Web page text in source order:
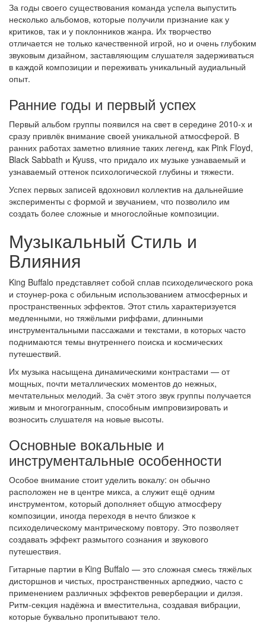
За годы своего существования команда успела выпустить
несколько альбомов, которые получили признание как у
критиков, так и у поклонников жанра. Их творчество
отличается не только качественной игрой, но и очень глубоким
звуковым дизайном, заставляющим слушателя задерживаться
в каждой композиции и переживать уникальный аудиальный
опыт.
Ранние годы и первый успех
Первый альбом группы появился на свет в середине 2010-х и
сразу привлёк внимание своей уникальной атмосферой. В
ранних работах заметно влияние таких легенд, как Pink Floyd,
Black Sabbath и Kyuss, что придало их музыке узнаваемый и
узнаваемый оттенок психологической глубины и тяжести.
Успех первых записей вдохновил коллектив на дальнейшие
эксперименты с формой и звучанием, что позволило им
создать более сложные и многослойные композиции.
Музыкальный Стиль и
Влияния
King Buffalo представляет собой сплав психоделического рока
и стоунер-рока с обильным использованием атмосферных и
пространственных эффектов. Этот стиль характеризуется
медленными, но тяжёлыми риффами, длинными
инструментальными пассажами и текстами, в которых часто
поднимаются темы внутреннего поиска и космических
путешествий.
Их музыка насыщена динамическими контрастами — от
мощных, почти металлических моментов до нежных,
мечтательных мелодий. За счёт этого звук группы получается
живым и многогранным, способным импровизировать и
возносить слушателя на новые высоты.
Основные вокальные и
инструментальные особенности
Особое внимание стоит уделить вокалу: он обычно
расположен не в центре микса, а служит ещё одним
инструментом, который дополняет общую атмосферу
композиции, иногда переходя в нечто близкое к
психоделическому мантрическому повтору. Это позволяет
создавать эффект размытого сознания и звукового
путешествия.
Гитарные партии в King Buffalo — это сложная смесь тяжёлых
дисторшнов и чистых, пространственных арпеджио, часто с
применением различных эффектов реверберации и дилэя.
Ритм-секция надёжна и вместительна, создавая вибрации,
которые буквально пропитывают тело.